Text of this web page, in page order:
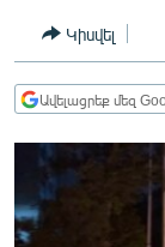
ՏՆՏԵՍՈՒԹՅՈՒՆ
ՂԱՐԱԲԱՂ
ՏԱՐԱԾԱՇՐՋԱՆ
ՄԻՋԱԶԳԱՅԻՆ
Կիսվել
Ավելացրեք մեզ